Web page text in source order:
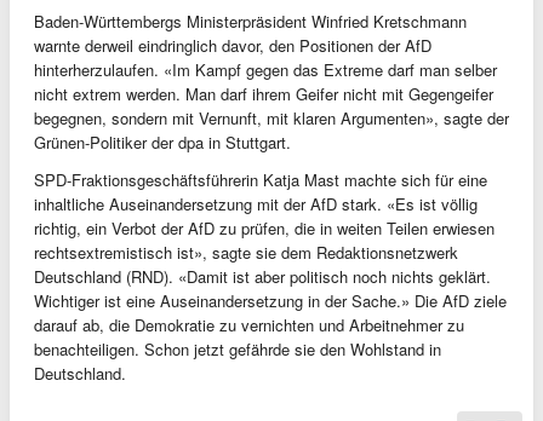
Baden-Württembergs Ministerpräsident Winfried Kretschmann
warnte derweil eindringlich davor, den Positionen der AfD
hinterherzulaufen. «Im Kampf gegen das Extreme darf man selber
nicht extrem werden. Man darf ihrem Geifer nicht mit Gegengeifer
begegnen, sondern mit Vernunft, mit klaren Argumenten», sagte der
Grünen-Politiker der dpa in Stuttgart.
SPD-Fraktionsgeschäftsführerin Katja Mast machte sich für eine
inhaltliche Auseinandersetzung mit der AfD stark. «Es ist völlig
richtig, ein Verbot der AfD zu prüfen, die in weiten Teilen erwiesen
rechtsextremistisch ist», sagte sie dem Redaktionsnetzwerk
Deutschland (RND). «Damit ist aber politisch noch nichts geklärt.
Wichtiger ist eine Auseinandersetzung in der Sache.» Die AfD ziele
darauf ab, die Demokratie zu vernichten und Arbeitnehmer zu
benachteiligen. Schon jetzt gefährde sie den Wohlstand in
Deutschland.